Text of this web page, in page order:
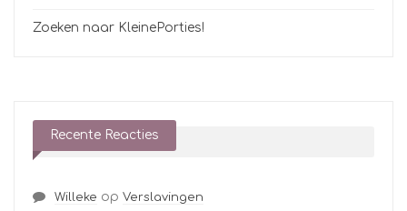
Zoeken naar KleinePorties!
Recente Reacties
Willeke op Verslavingen